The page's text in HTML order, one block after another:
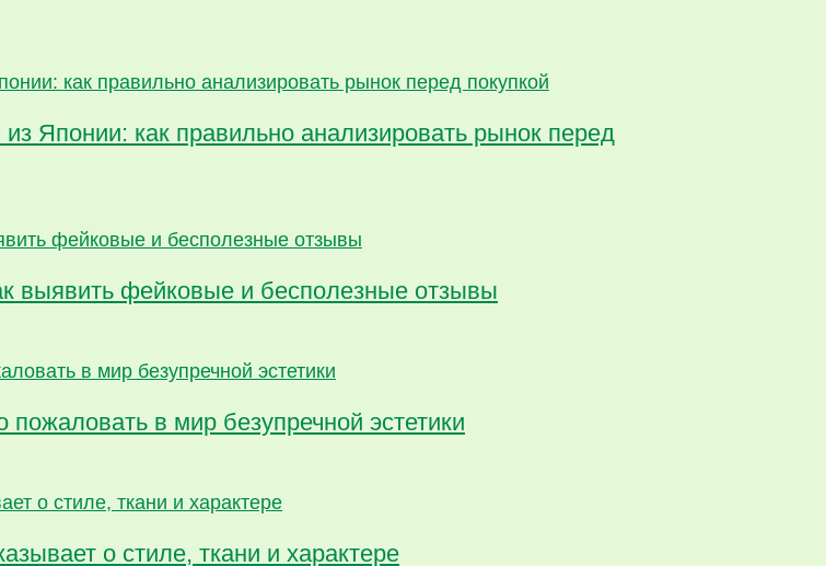
Японии: как правильно анализировать рынок перед
выявить фейковые и бесполезные отзывы
в мир безупречной эстетики
о стиле, ткани и характере